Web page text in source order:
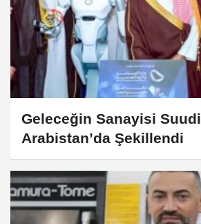
Geleceğin Sanayisi Suudi
Arabistan’da Şekillendi